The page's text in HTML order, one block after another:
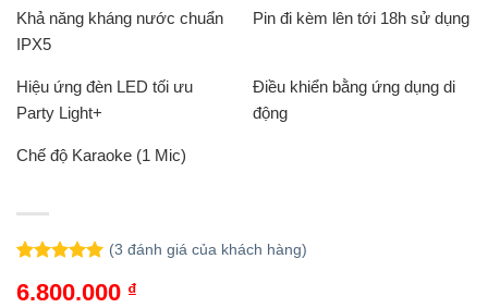
Khả năng kháng nước chuẩn
IPX5
Pin đi kèm lên tới 18h sử dụng
Hiệu ứng đèn LED tối ưu
Party Light+
Điều khiển bằng ứng dụng di
động
Chế độ Karaoke (1 Mic)
dựa trên
(3 đánh giá của khách hàng)
6.800.000 ₫